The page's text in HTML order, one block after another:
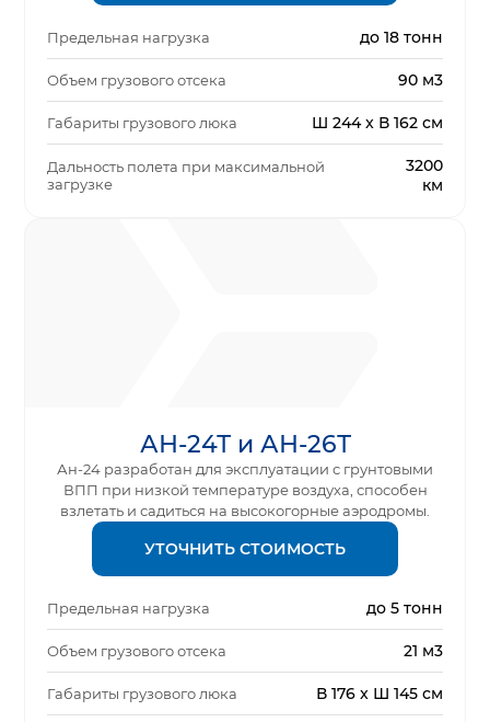
Предельная нагрузка до 18 тонн
Объем грузового отсека 90 м3
Габариты грузового люка Ш 244 x В 162 см
Дальность полета при максимальной
загрузке
3200
км
АН-24Т и АН-26Т
Ан-24 разработан для эксплуатации с грунтовыми
ВПП при низкой температуре воздуха, способен
взлетать и садиться на высокогорные аэродромы.
УТОЧНИТЬ СТОИМОСТЬ
Предельная нагрузка до 5 тонн
Объем грузового отсека 21 м3
Габариты грузового люка В 176 x Ш 145 см